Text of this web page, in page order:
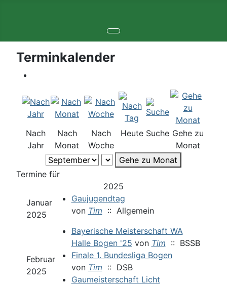
Terminkalender
Nach
Jahr
Nach
Monat
Nach
Woche
Heute Suche Gehe zu
Monat
Gehe zu Monat
Termine für
2025
Januar
2025
Gaujugendtag
von Tim :: Allgemein
Februar
2025
Bayerische Meisterschaft WA
Halle Bogen '25 von Tim :: BSSB
Finale 1. Bundesliga Bogen
von Tim :: DSB
Gaumeisterschaft Licht